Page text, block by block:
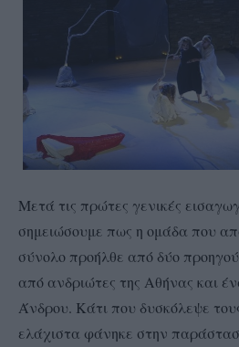
Μετά τις πρώτες γενικές
σημειώσουμε πως η ομάδα που
σύνολο προήλθε από δύο
από ανδριώτες της Αθήνας και
Άνδρου. Κάτι που δυσκόλεψε
ελάχιστα φάνηκε στην